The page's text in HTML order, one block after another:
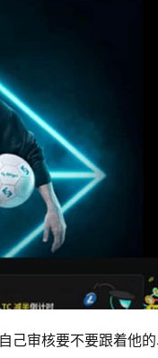
己审核要不要跟着他